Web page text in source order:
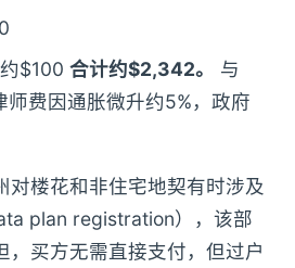
$100 合计约$2,342。
与
费因通胀微升约5%，政府
对楼花和非住宅地契有时涉及
plan registration），该部
，买方无需直接支付，但过户